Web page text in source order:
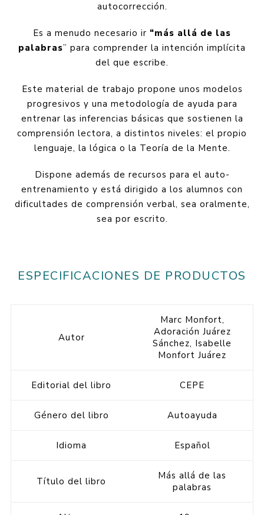
autocorrección.
Es a menudo necesario ir “más allá de las
palabras” para comprender la intención implícita
del que escribe.
Este material de trabajo propone unos modelos
progresivos y una metodología de ayuda para
entrenar las inferencias básicas que sostienen la
comprensión lectora, a distintos niveles: el propio
lenguaje, la lógica o la Teoría de la Mente.
Dispone además de recursos para el auto-
entrenamiento y está dirigido a los alumnos con
dificultades de comprensión verbal, sea oralmente,
sea por escrito.
ESPECIFICACIONES DE PRODUCTOS
Autor
Marc Monfort,
Adoración Juárez
Sánchez, Isabelle
Monfort Juárez
Editorial del libro CEPE
Género del libro Autoayuda
Idioma Español
Título del libro
Más allá de las
palabras